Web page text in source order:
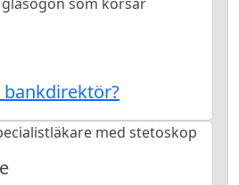
bankdirektör?